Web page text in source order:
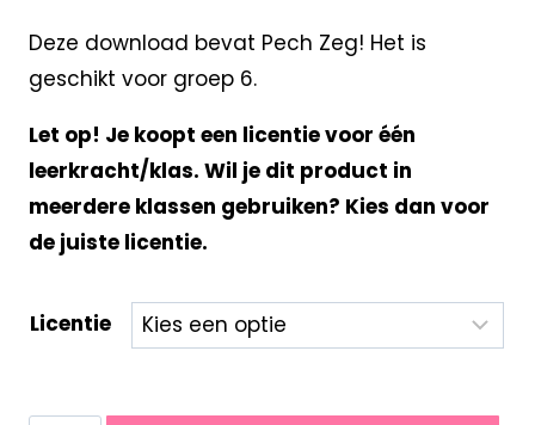
Deze download bevat Pech Zeg! Het is
geschikt voor groep 6.
Let op! Je koopt een licentie voor één
leerkracht/klas. Wil je dit product in
meerdere klassen gebruiken? Kies dan voor
de juiste licentie.
Licentie